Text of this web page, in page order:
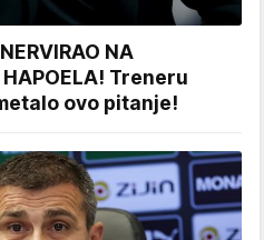
NA
HAPOELA! Treneru
ovo pitanje!